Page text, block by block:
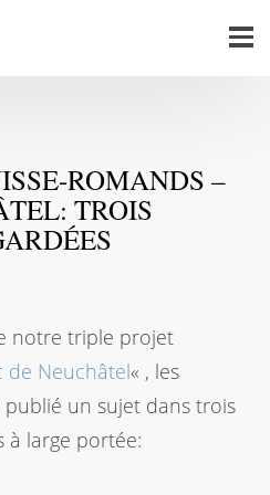
ROMANDS –
TROIS
notre triple projet
de Neuchâtel« , les
publié un sujet dans trois
à large portée: